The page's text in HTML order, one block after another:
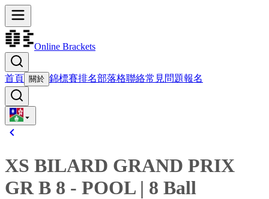
Online Brackets
首頁 關於 錦標賽排名部落格聯絡常見問題報名
XS BILARD GRAND PRIX
GR B 8 - POOL| 8 Ball